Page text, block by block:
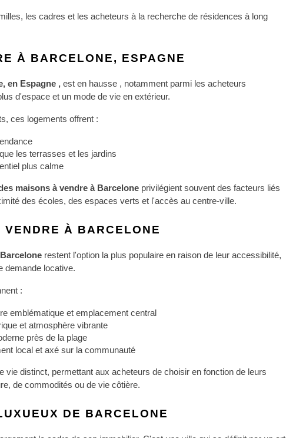
les cadres et les acheteurs à la recherche de résidences à long
À BARCELONE, ESPAGNE
en Espagne , est en hausse , notamment parmi les acheteurs
d'espace et un mode de vie en extérieur.
ces logements offrent :
les terrasses et les jardins
plus calme
maisons à vendre à Barcelone privilégient souvent des facteurs liés
des écoles, des espaces verts et l'accès au centre-ville.
À BARCELONE
restent l'option la plus populaire en raison de leur accessibilité,
demande locative.
:
emblématique et emplacement central
et atmosphère vibrante
près de la plage
local et axé sur la communauté
vie distinct, permettant aux acheteurs de choisir en fonction de leurs
de commodités ou de vie côtière.
DE BARCELONE